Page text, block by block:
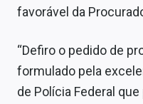
Especiais
Internacional
favorável da
“Defiro o pedido de
formulado pela
de Polícia Federal